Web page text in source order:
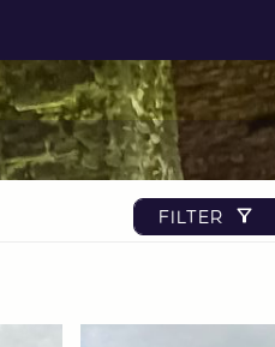
FILTER